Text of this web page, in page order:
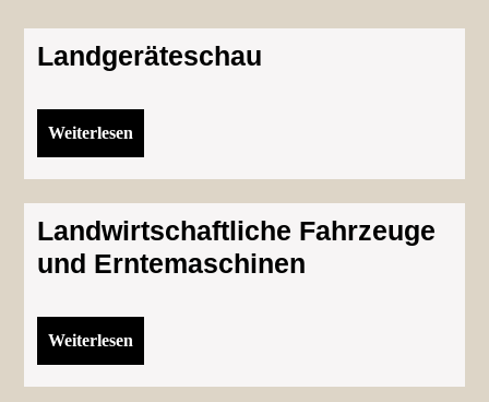
Landgeräteschau
Weiterlesen
und
Erntemaschinen
Landwirtschaftliche Fahrzeuge
und Erntemaschinen
Weiterlesen